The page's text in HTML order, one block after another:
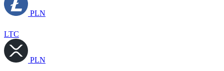
PLN
LTC
PLN